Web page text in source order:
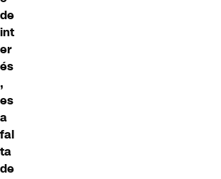
de
int
er
és
,
es
a
fal
ta
de